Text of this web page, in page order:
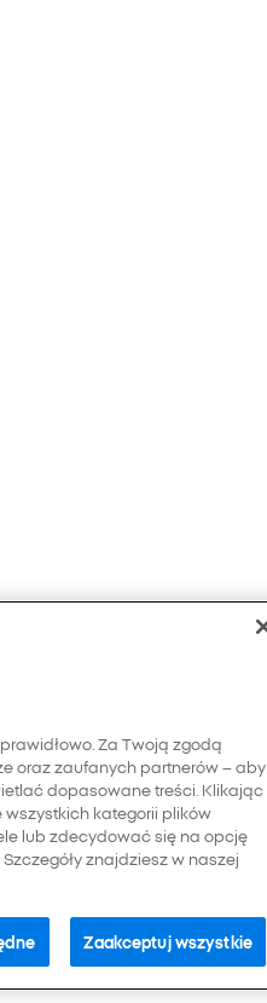
Za Twoją zgodą
oraz zaufanych partnerów – aby
dopasowane treści. Klikając
wszystkich kategorii plików
lub zdecydować się na opcję
znajdziesz w naszej
Zaakceptuj wszystkie